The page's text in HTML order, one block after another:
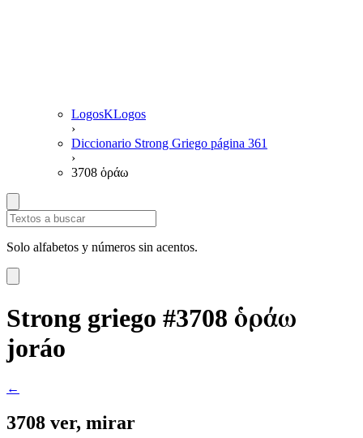
LogosKLogos
›
Diccionario Strong Griego página 361
›
3708 ὁράω
Solo alfabetos y números sin acentos.
Strong griego #3708 ὁράω
joráo
←
3708 ver, mirar